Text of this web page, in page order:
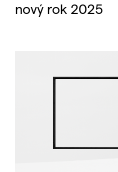
nový rok 2025